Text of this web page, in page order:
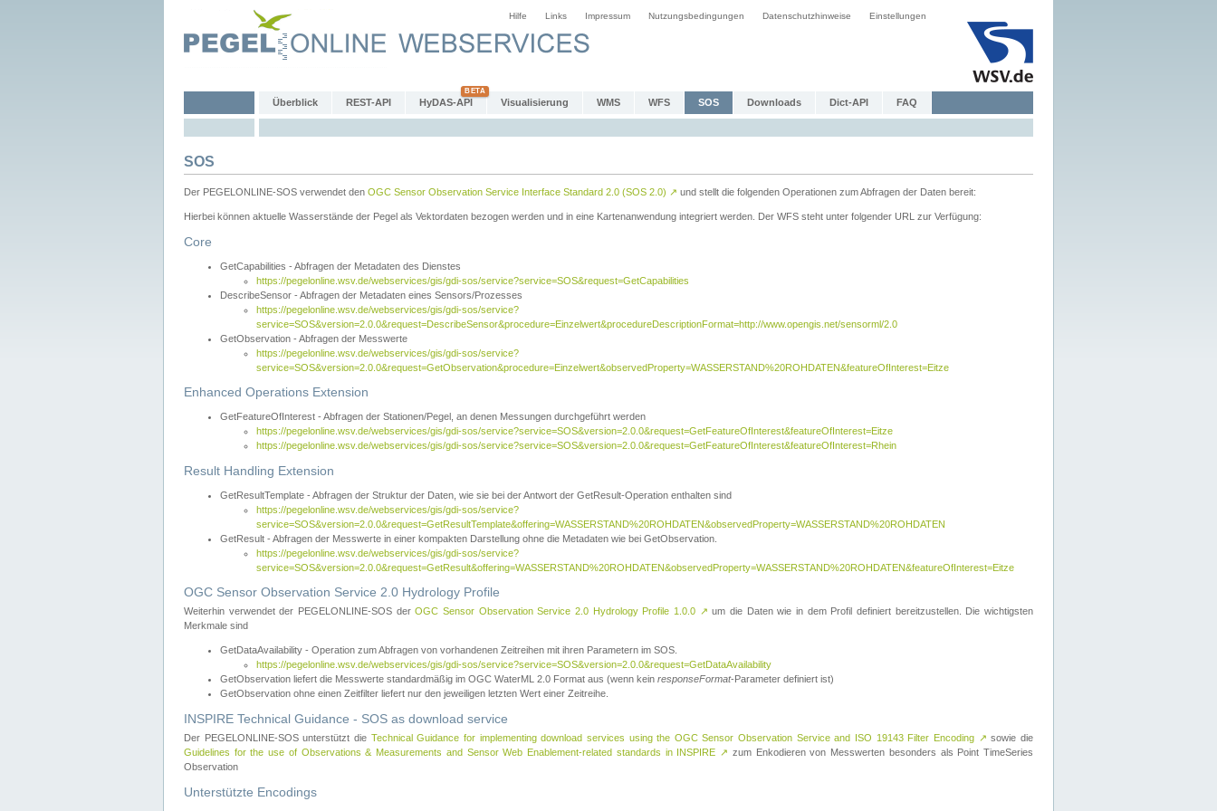
Hilfe Links Impressum Nutzungsbedingungen Datenschutzhinweise Einstellungen
Überblick REST-API HyDAS-API Visualisierung WMS WFS SOS Downloads Dict-API FAQ
SOS
Der PEGELONLINE-SOS verwendet den OGC Sensor Observation Service Interface Standard 2.0 (SOS 2.0) ↗ und stellt die folgenden Operationen zum Abfragen der Daten bereit:
Hierbei können aktuelle Wasserstände der Pegel als Vektordaten bezogen werden und in eine Kartenanwendung integriert werden. Der WFS steht unter folgender URL zur Verfügung:
Core
GetCapabilities - Abfragen der Metadaten des Dienstes
https://pegelonline.wsv.de/webservices/gis/gdi-sos/service?service=SOS&request=GetCapabilities
DescribeSensor - Abfragen der Metadaten eines Sensors/Prozesses
https://pegelonline.wsv.de/webservices/gis/gdi-sos/service?
service=SOS&version=2.0.0&request=DescribeSensor&procedure=Einzelwert&procedureDescriptionFormat=http://www.opengis.net/sensorml/2.0
GetObservation - Abfragen der Messwerte
https://pegelonline.wsv.de/webservices/gis/gdi-sos/service?
service=SOS&version=2.0.0&request=GetObservation&procedure=Einzelwert&observedProperty=WASSERSTAND%20ROHDATEN&featureOfInterest=Eitze
Enhanced Operations Extension
GetFeatureOfInterest - Abfragen der Stationen/Pegel, an denen Messungen durchgeführt werden
https://pegelonline.wsv.de/webservices/gis/gdi-sos/service?service=SOS&version=2.0.0&request=GetFeatureOfInterest&featureOfInterest=Eitze
https://pegelonline.wsv.de/webservices/gis/gdi-sos/service?service=SOS&version=2.0.0&request=GetFeatureOfInterest&featureOfInterest=Rhein
Result Handling Extension
GetResultTemplate - Abfragen der Struktur der Daten, wie sie bei der Antwort der GetResult-Operation enthalten sind
https://pegelonline.wsv.de/webservices/gis/gdi-sos/service?
service=SOS&version=2.0.0&request=GetResultTemplate&offering=WASSERSTAND%20ROHDATEN&observedProperty=WASSERSTAND%20ROHDATEN
GetResult - Abfragen der Messwerte in einer kompakten Darstellung ohne die Metadaten wie bei GetObservation.
https://pegelonline.wsv.de/webservices/gis/gdi-sos/service?
service=SOS&version=2.0.0&request=GetResult&offering=WASSERSTAND%20ROHDATEN&observedProperty=WASSERSTAND%20ROHDATEN&featureOfInterest=Eitze
OGC Sensor Observation Service 2.0 Hydrology Profile
Weiterhin verwendet der PEGELONLINE-SOS derOGC Sensor Observation Service 2.0 Hydrology Profile 1.0.0 ↗ um die Daten wie in dem Profil definiert bereitzustellen. Die wichtigsten
Merkmale sind
GetDataAvailability - Operation zum Abfragen von vorhandenen Zeitreihen mit ihren Parametern im SOS.
https://pegelonline.wsv.de/webservices/gis/gdi-sos/service?service=SOS&version=2.0.0&request=GetDataAvailability
GetObservation liefert die Messwerte standardmäßig im OGC WaterML 2.0 Format aus (wenn kein responseFormat-Parameter definiert ist)
GetObservation ohne einen Zeitfilter liefert nur den jeweiligen letzten Wert einer Zeitreihe.
INSPIRE Technical Guidance - SOS as download service
Der PEGELONLINE-SOS unterstützt die Technical Guidance for implementing download services using the OGC Sensor Observation Service and ISO 19143 Filter Encoding ↗ sowie die
Guidelines for the use of Observations & Measurements and Sensor Web Enablement-related standards in INSPIRE ↗ zum Enkodieren von Messwerten besonders als Point TimeSeries
Observation
Unterstützte Encodings